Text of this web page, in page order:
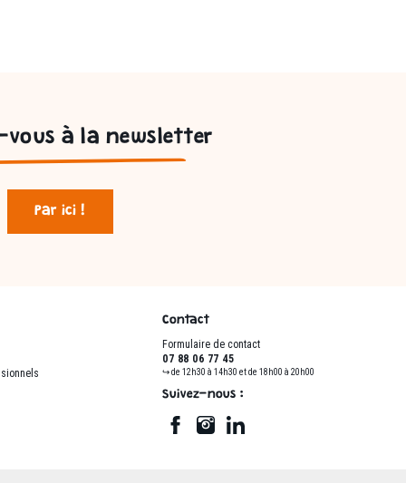
vous à la newsletter
Par ici !
Contact
Formulaire de contact
07 88 06 77 45
↪ de 12h30 à 14h30 et de 18h00 à 20h00
Suivez-nous :